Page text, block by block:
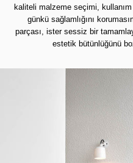
kaliteli malzeme seçimi,
günkü sağlamlığını
parçası, ister sessiz bir
estetik bütünlüğünü